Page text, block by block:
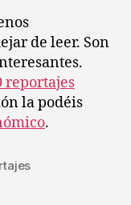
de leer. Son
reportajes
la podéis
.